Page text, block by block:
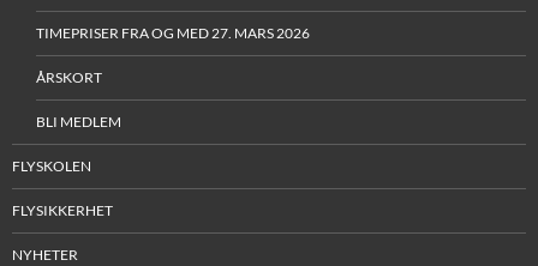
TIMEPRISER FRA OG MED 27. MARS 2026
ÅRSKORT
BLI MEDLEM
FLYSKOLEN
FLYSIKKERHET
NYHETER